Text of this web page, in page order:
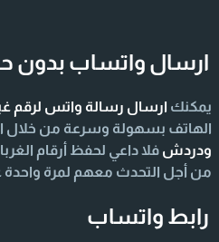
ارسال واتساب بدون
يمكنك ارسال رسالة واتس لرقم
الهاتف بسهولة وسرعة من خلال
ودردش فلا داعي لحفظ أرقام
من أجل التحدث معهم لمرة واحدة
رابط واتساب